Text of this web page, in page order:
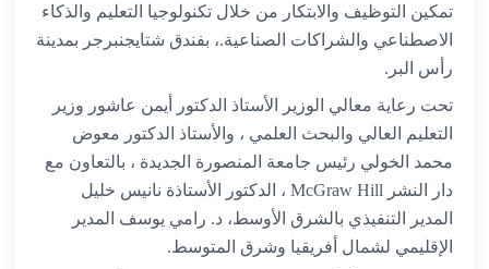
تمكين التوظيف والابتكار من خلال تكنولوجيا التعليم والذكاء
الاصطناعي والشراكات الصناعية.، بفندق شتايجنبرجر بمدينة
رأس البر.
تحت رعاية معالي الوزير الأستاذ الدكتور أيمن عاشور وزير
التعليم العالي والبحث العلمي ، والأستاذ الدكتور معوض
محمد الخولي رئيس جامعة المنصورة الجديدة ، بالتعاون مع
دار النشر McGraw Hill ، الدكتور الأستاذة نانيس خليل
المدير التنفيذي بالشرق الأوسط، د. رامي يوسف المدير
الإقليمي لشمال أفريقيا وشرق المتوسط.